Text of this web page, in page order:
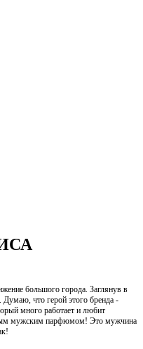
большого города. Заглянув в
что герой этого бренда -
много работает и любит
мужским парфюмом! Это мужчина